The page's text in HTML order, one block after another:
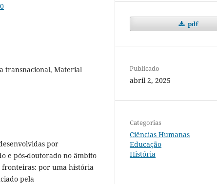
transnacional, Material
por
e pós-doutorado no âmbito
fronteiras: por uma história
pela
pdf
Publicado
abril 2, 2025
Categorias
Ciências Humanas
Educação
História